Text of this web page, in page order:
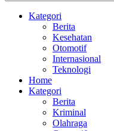
Kategori
Berita
Kesehatan
Otomotif
Internasional
Teknologi
Home
Kategori
Berita
Kriminal
Olahraga